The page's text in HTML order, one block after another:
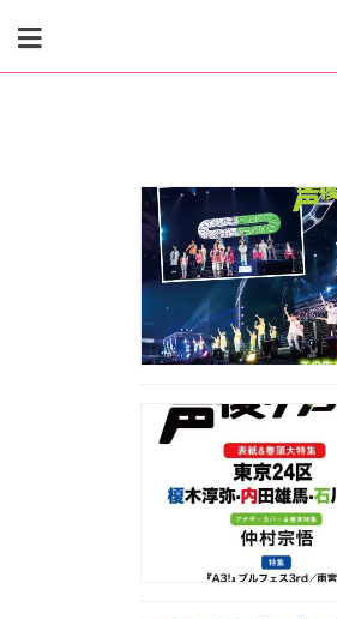
content